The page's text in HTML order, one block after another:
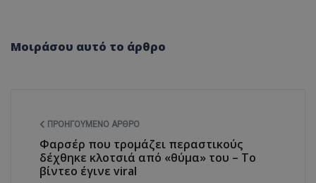
Μοιράσου αυτό το άρθρο
ΠΡΟΗΓΟΎΜΕΝΟ ΆΡΘΡΟ
Φαρσέρ που τρομάζει περαστικούς
δέχθηκε κλοτσιά από «θύμα» του – Το
βίντεο έγινε viral